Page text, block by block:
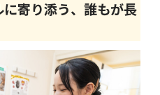
寄り添う、誰もが長